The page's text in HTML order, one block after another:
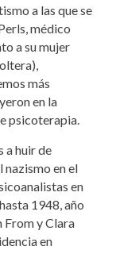
a las que se
médico
a su mujer
más
en la
psicoterapia.
a huir de
nazismo en el
en
1948, año
From y Clara
en